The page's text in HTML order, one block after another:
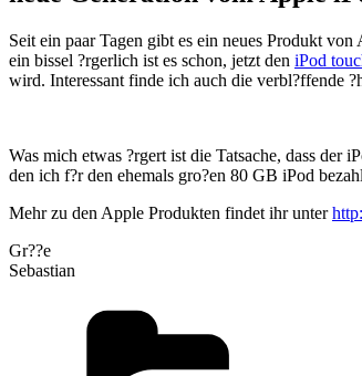
Seit ein paar Tagen gibt es ein neues Produkt
ein bissel ?rgerlich ist es schon, jetzt den iPod
wird. Interessant finde ich auch die verbl?ffende
Was mich etwas ?rgert ist die Tatsache, dass der
den ich f?r den ehemals gro?en 80 GB iPod
Mehr zu den Apple Produkten findet ihr unter
Gr??e
Sebastian